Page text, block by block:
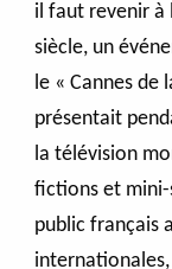
il faut revenir à
siècle, un
le « Cannes de
présentait
la télévision
fictions et mini-
public français